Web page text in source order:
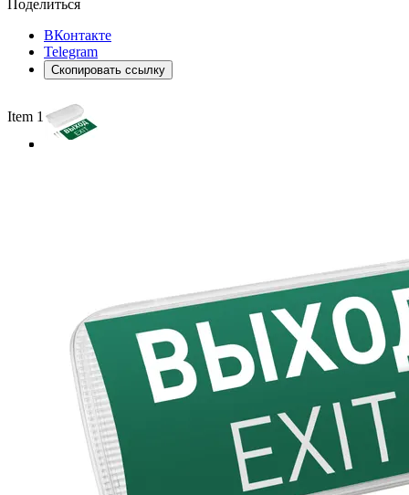
Поделиться
ВКонтакте
Telegram
Скопировать ссылку
Item 1 of 3